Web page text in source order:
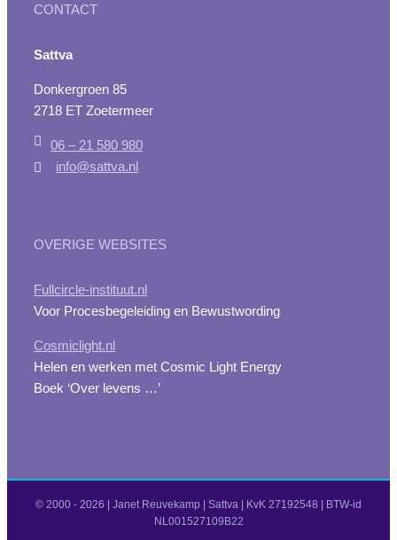
CONTACT
Sattva
Donkergroen 85
2718 ET Zoetermeer
06 – 21 580 980
info@sattva.nl
OVERIGE WEBSITES
Fullcircle-instituut.nl
Voor Procesbegeleiding en Bewustwording
Cosmiclight.nl
Helen en werken met Cosmic Light Energy
Boek ‘Over levens …’
© 2000 - 2026 | Janet Reuvekamp | Sattva | KvK 27192548 | BTW-id
NL001527109B22